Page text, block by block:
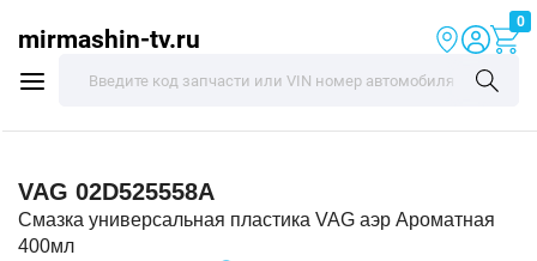
mirmashin-tv.ru
0
VAG 02D525558A
Смазка универсальная пластика VAG аэр Ароматная
400мл